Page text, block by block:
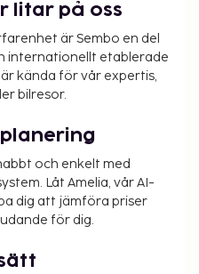
litar på oss
är Sembo en del
internationellt etablerade
kända för vår expertis,
bilresor.
och enkelt med
Låt Amelia, vår AI-
dig att jämföra priser
för dig.